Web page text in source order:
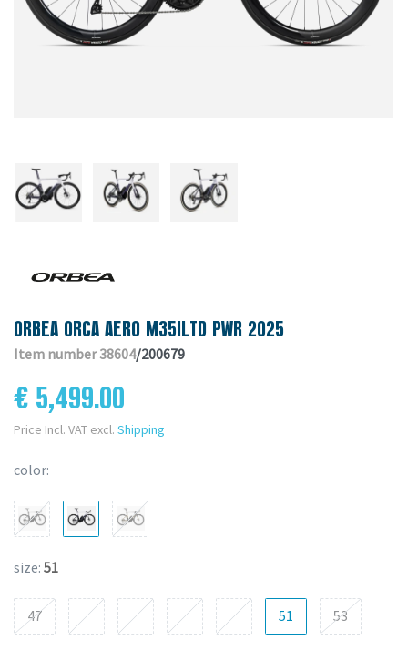
ORBEA ORCA AERO M35ILTD PWR 2025
Item number 38604/200679
€ 5,499.00
Price Incl. VAT excl. Shipping
color:
size: 51
47 51 53